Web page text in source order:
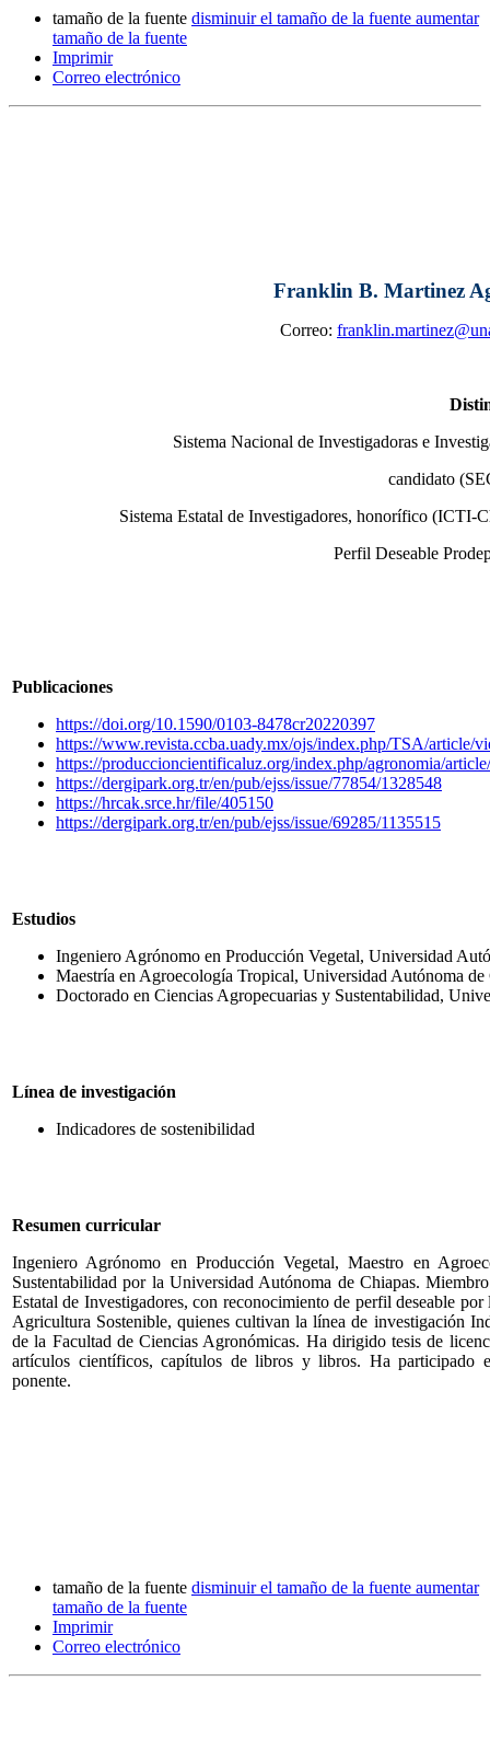
tamaño de la fuente disminuir el tamaño de la fuente aumentar
tamaño de la fuente
Imprimir
Correo electrónico
Franklin B. Martinez
Correo:
Sistema Nacional de Investigadoras e
candidato
Sistema Estatal de Investigadores, honorífico (ICTI-
Perfil Deseable
Publicaciones
https://doi.org/10.1590/0103-8478cr20220397
https://www.revista.ccba.uady.mx/ojs/index.php/TSA/article/
https://produccioncientificaluz.org/index.php/agronomia/
https://dergipark.org.tr/en/pub/ejss/issue/77854/1328548
https://hrcak.srce.hr/file/405150
https://dergipark.org.tr/en/pub/ejss/issue/69285/1135515
Estudios
Ingeniero Agrónomo en Producción Vegetal, Universidad
Maestría en Agroecología Tropical, Universidad Autónoma de
Doctorado en Ciencias Agropecuarias y Sustentabilidad,
Línea de investigación
Indicadores de sostenibilidad
Resumen curricular
Ingeniero Agrónomo en Producción Vegetal, Maestro en
Sustentabilidad por la Universidad Autónoma de Chiapas.
Estatal de Investigadores, con reconocimiento de perfil deseable
Agricultura Sostenible, quienes cultivan la línea de investigación
de la Facultad de Ciencias Agronómicas. Ha dirigido tesis de
artículos científicos, capítulos de libros y libros. Ha participado
ponente.
tamaño de la fuente disminuir el tamaño de la fuente aumentar
tamaño de la fuente
Imprimir
Correo electrónico